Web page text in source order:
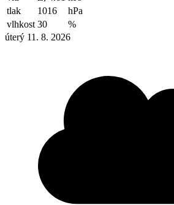
tlak
1016
hPa
vlhkost 30
%
úterý 11. 8. 2026